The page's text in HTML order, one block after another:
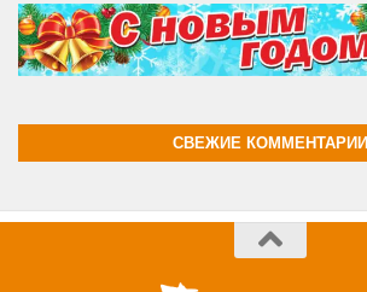
СВЕЖИЕ КОММЕНТАРИИ